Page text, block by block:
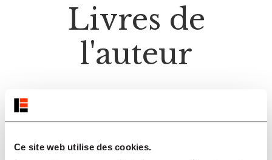
Ce site web utilise des cookies.
Livres de
l'auteur